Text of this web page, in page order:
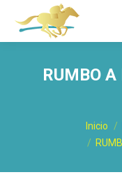
RUMBO A
Inicio